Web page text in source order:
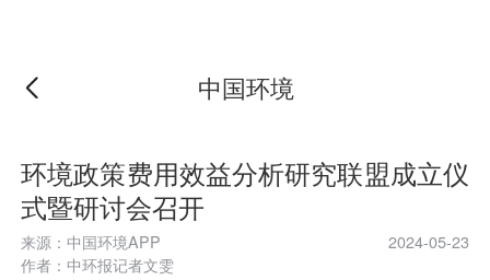
中国环境
环境政策费用效益分析研究联盟成立仪
式暨研讨会召开
来源：中国环境APP
2024-05-23
作者：中环报记者文雯